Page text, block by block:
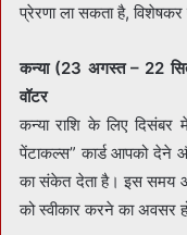
प्रेरणा ला सकता है,
कन्या (23 अगस्त – 22
वॉटर
कन्या राशि के लिए
पेंटाकल्स” कार्ड आपको
का संकेत देता है। इस समय
को स्वीकार करने का अवसर